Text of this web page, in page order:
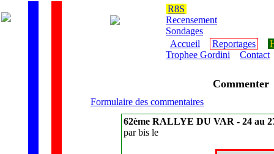
R8S
Recensement
Sondages
Accueil
Reportages
Trophee Gordini
Contact
Commenter
Formulaire des commentaires
62ème RALLYE DU VAR - 24 au
par bis le